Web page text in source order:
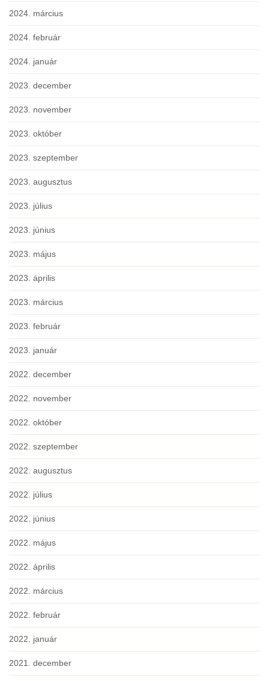
2024. március
2024. február
2024. január
2023. december
2023. november
2023. október
2023. szeptember
2023. augusztus
2023. július
2023. június
2023. május
2023. április
2023. március
2023. február
2023. január
2022. december
2022. november
2022. október
2022. szeptember
2022. augusztus
2022. július
2022. június
2022. május
2022. április
2022. március
2022. február
2022. január
2021. december